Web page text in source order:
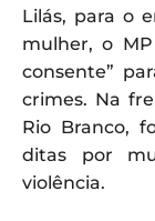
Lilás, para o
mulher, o
consente”
crimes. Na
Rio Branco,
ditas por
violência.